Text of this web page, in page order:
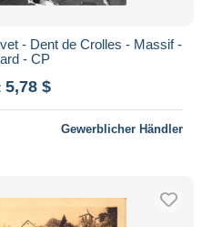
- Dent de Crolles - Massif -
- CP
5,78 $
Gewerblicher Händler